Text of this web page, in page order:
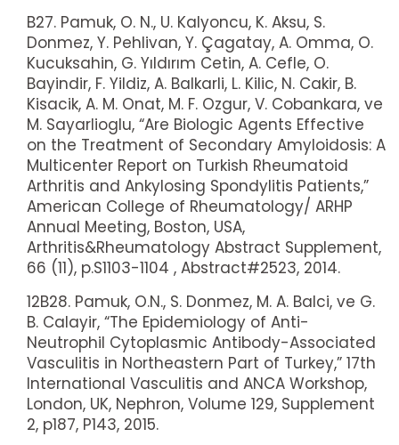
B27. Pamuk, O. N., U. Kalyoncu, K. Aksu, S.
Donmez, Y. Pehlivan, Y. Çagatay, A. Omma, O.
Kucuksahin, G. Yıldırım Cetin, A. Cefle, O.
Bayindir, F. Yildiz, A. Balkarli, L. Kilic, N. Cakir, B.
Kisacik, A. M. Onat, M. F. Ozgur, V. Cobankara, ve
M. Sayarlioglu, “Are Biologic Agents Effective
on the Treatment of Secondary Amyloidosis: A
Multicenter Report on Turkish Rheumatoid
Arthritis and Ankylosing Spondylitis Patients,”
American College of Rheumatology/ ARHP
Annual Meeting, Boston, USA,
Arthritis&Rheumatology Abstract Supplement,
66 (11), p.S1103-1104 , Abstract#2523, 2014.
12B28. Pamuk, O.N., S. Donmez, M. A. Balci, ve G.
B. Calayir, “The Epidemiology of Anti-
Neutrophil Cytoplasmic Antibody-Associated
Vasculitis in Northeastern Part of Turkey,” 17th
International Vasculitis and ANCA Workshop,
London, UK, Nephron, Volume 129, Supplement
2, p187, P143, 2015.